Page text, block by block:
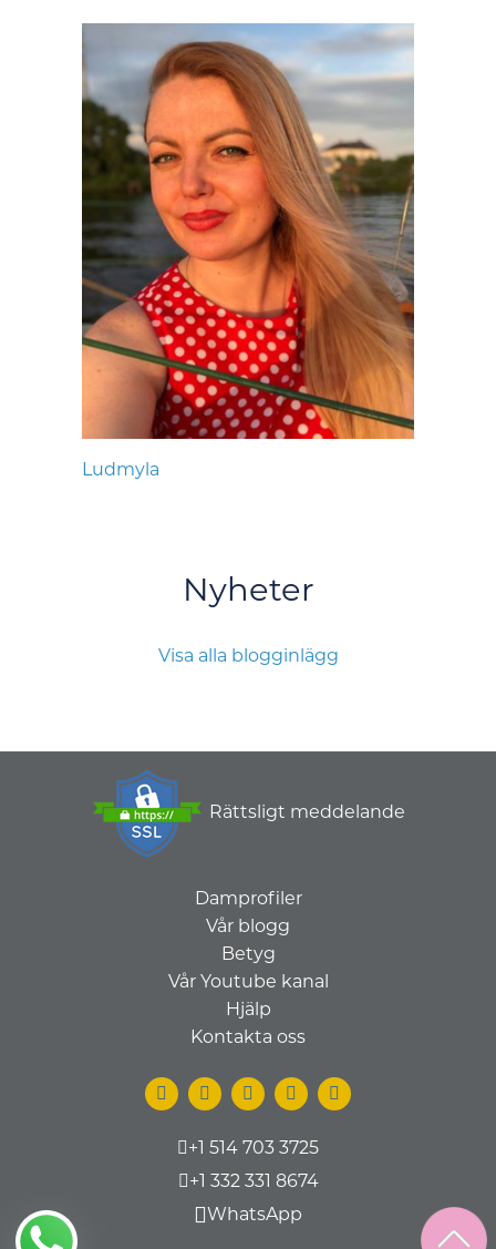
Ludmyla
Nyheter
Visa alla blogginlägg
Rättsligt meddelande
Damprofiler
Vår blogg
Betyg
Vår Youtube kanal
Hjälp
Kontakta oss
+1 514 703 3725
+1 332 331 8674
WhatsApp